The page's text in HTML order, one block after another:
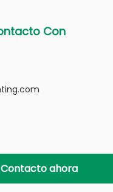
guía de luz punteada
Con
Contacto ahora